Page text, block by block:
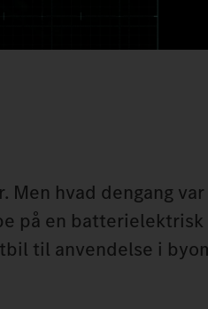
hvad dengang
på en
til anvendelse i